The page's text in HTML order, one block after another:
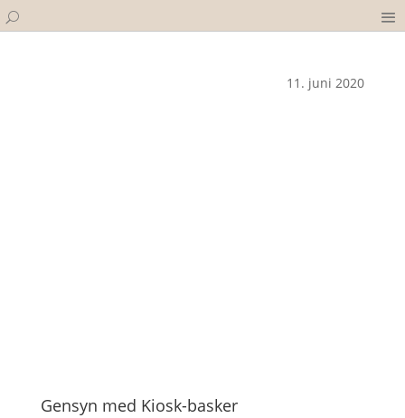
11. juni 2020
Gensyn med Kiosk-basker